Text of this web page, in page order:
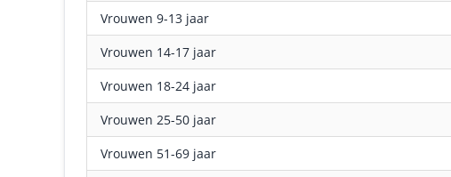
Vrouwen 9-13 jaar
Vrouwen 14-17 jaar
Vrouwen 18-24 jaar
Vrouwen 25-50 jaar
Vrouwen 51-69 jaar